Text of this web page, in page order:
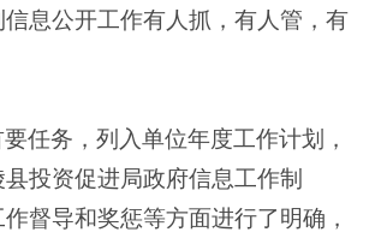
息公开工作有人抓，有人管，有
任务，列入单位年度工作计划，
投资促进局政府信息工作制
督导和奖惩等方面进行了明确，